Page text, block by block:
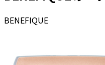
BENEFIQUE